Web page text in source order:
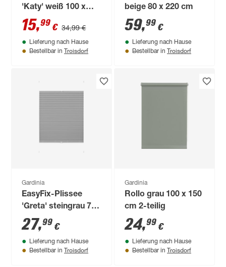
'Katy' weiß 100 x
130 cm
15,99 € 34,99 €
Lieferung nach Hause
Bestellbar in Troisdorf
beige 80 x 220 cm
59,99 €
Lieferung nach Hause
Bestellbar in Troisdorf
Gardinia
EasyFix-Plissee
'Greta' steingrau 70
x 130 cm 7-teilig
27,99 €
Lieferung nach Hause
Bestellbar in Troisdorf
Gardinia
Rollo grau 100 x 150
cm 2-teilig
24,99 €
Lieferung nach Hause
Bestellbar in Troisdorf